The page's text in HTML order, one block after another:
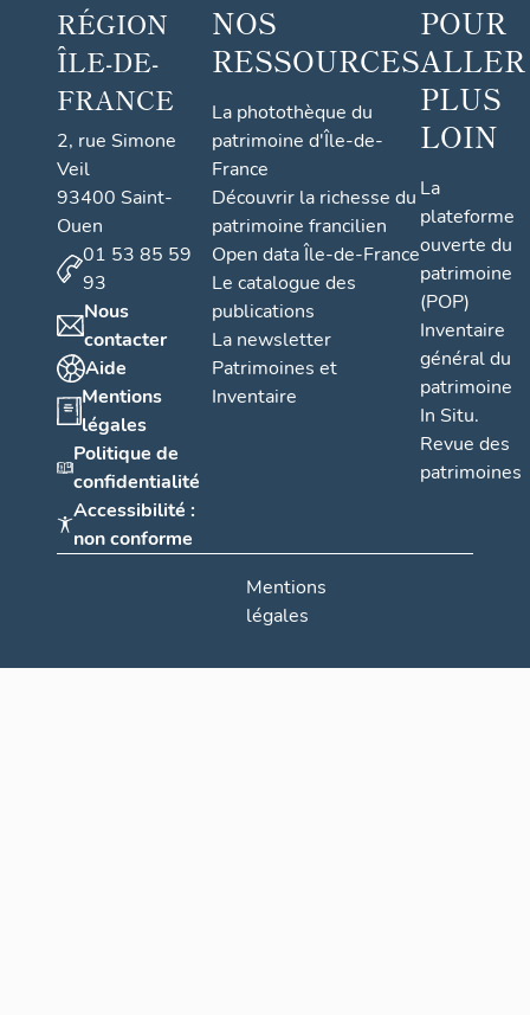
RÉGION
ÎLE-DE-
FRANCE
2, rue Simone
Veil
93400 Saint-
Ouen
01 53 85 59
93
Nous
contacter
Aide
Mentions
légales
Politique de
confidentialité
Accessibilité :
non conforme
NOS
RESSOURCES
La photothèque du
patrimoine d'Île-de-
France
Découvrir la richesse du
patrimoine francilien
Open data Île-de-France
Le catalogue des
publications
La newsletter
Patrimoines et
Inventaire
POUR
ALLER
PLUS
LOIN
La
plateforme
ouverte du
patrimoine
(POP)
Inventaire
général du
patrimoine
In Situ.
Revue des
patrimoines
Mentions
légales